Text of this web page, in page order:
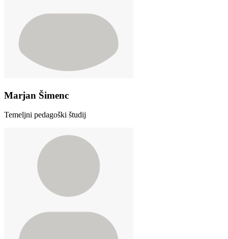
Marjan Šimenc
Temeljni pedagoški študij